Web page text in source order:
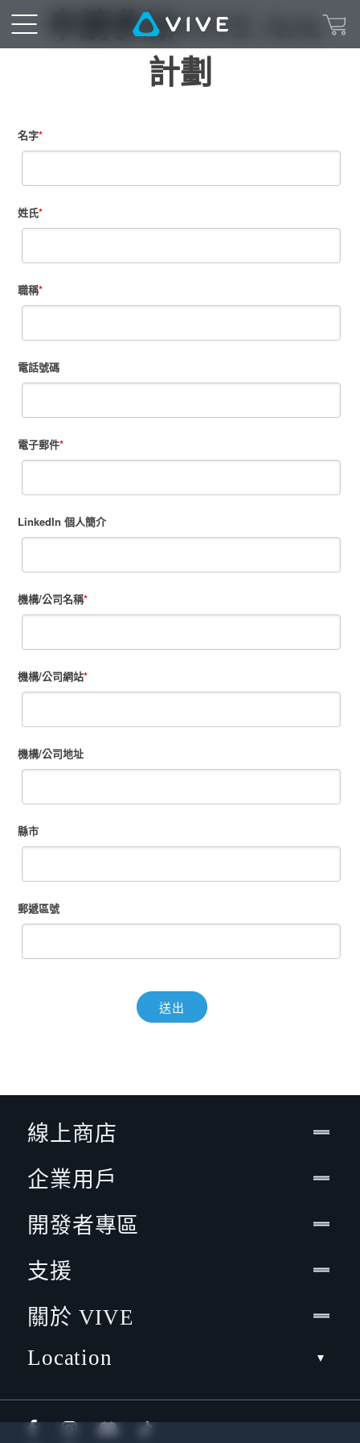
VIVE
藝
申請參加VIVE Arts
計劃
名字*
姓氏*
職稱*
電話號碼
電子郵件*
LinkedIn 個人簡介
機構/公司名稱*
機構/公司網站*
機構/公司地址
縣市
郵遞區號
線上商店
企業用戶
開發者專區
支援
關於 VIVE
Location